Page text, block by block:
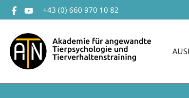
Zum
Inhalt
+43 (0) 660 970 10 82